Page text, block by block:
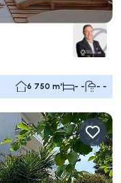
6 750 m² - - - -